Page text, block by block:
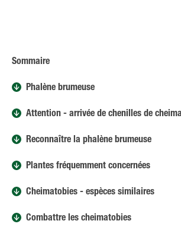
Sommaire
Phalène brumeuse
Attention - arrivée de chenilles de
Reconnaître la phalène brumeuse
Plantes fréquemment concernées
Cheimatobies - espèces similaires
Combattre les cheimatobies